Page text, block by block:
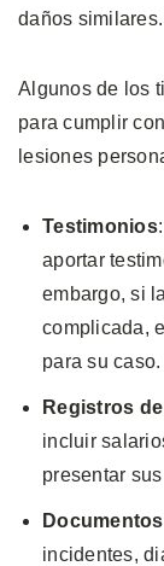
daños similares.
Algunos de los
para cumplir
lesiones
Testimonios
aportar
embargo, si
complicada,
para su caso.
Registros
incluir
presentar
Documentos
incidentes,